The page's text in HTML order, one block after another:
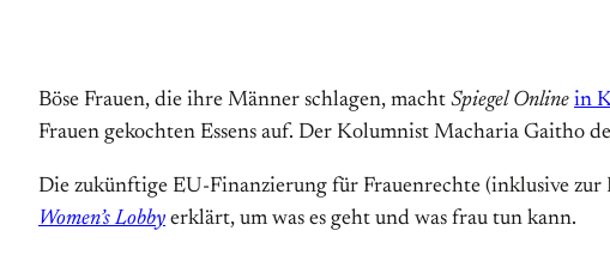
Böse Frauen, die ihre Männer schlagen, macht Spiegel Online in
Frauen gekochten Essens auf. Der Kolumnist Macharia Gaitho
Die zukünftige EU-Finanzierung für Frauenrechte (inklusive
Women’s Lobby erklärt, um was es geht und was frau tun kann.